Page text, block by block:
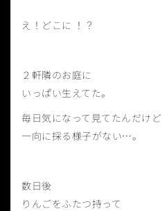
え！どこに ！？
２軒隣のお庭に
いっぱい生えてた。
毎日気になって見てたんだけど
一向に採る様子がない…。
数日後
りんごをふたつ持って